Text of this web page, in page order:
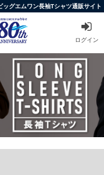
グエムワン長袖Tシャツ通販サイト
ログイン